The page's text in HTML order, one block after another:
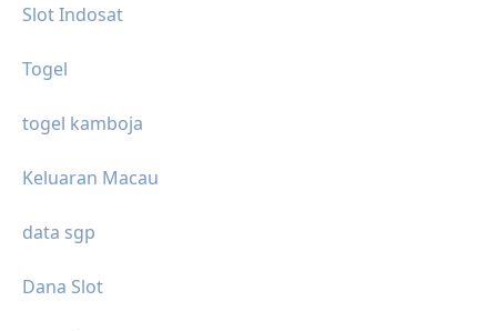
Slot Indosat
Togel
togel kamboja
Keluaran Macau
data sgp
Dana Slot